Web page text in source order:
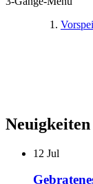
Neuigkeiten
12 Jul